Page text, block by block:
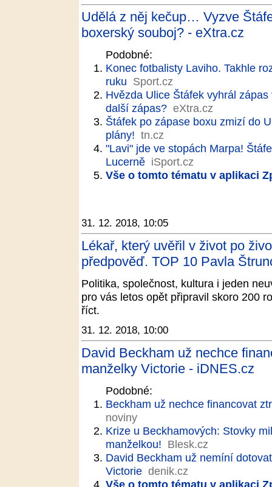
Udělá z něj kečup… Vyzve
boxerský souboj? - eXtra.cz
Podobné:
Konec fotbalisty Laviho. Takhle
ruku Sport.cz
Hvězda Ulice Štáfek vyhrál
další zápas? eXtra.cz
Štáfek po zápase boxu zmizí do
plány! tn.cz
"Lavi" jde ve stopách Marpa!
Lucerně iSport.cz
Vše o tomto tématu v aplikaci
31. 12. 2018, 10:05
Lékař, který uvěřil v život po
předpověď. TOP 10 Pavla
Politika, společnost, kultura i jeden
pro vás letos opět připravil skoro 200
říct.
31. 12. 2018, 10:00
David Beckham už nechce
manželky Victorie - iDNES.cz
Podobné:
Beckham už nechce financovat
noviny
Krize u Beckhamových: Stovky
manželkou! Blesk.cz
David Beckham už nemíní
Victorie denik.cz
Vše o tomto tématu v aplikaci